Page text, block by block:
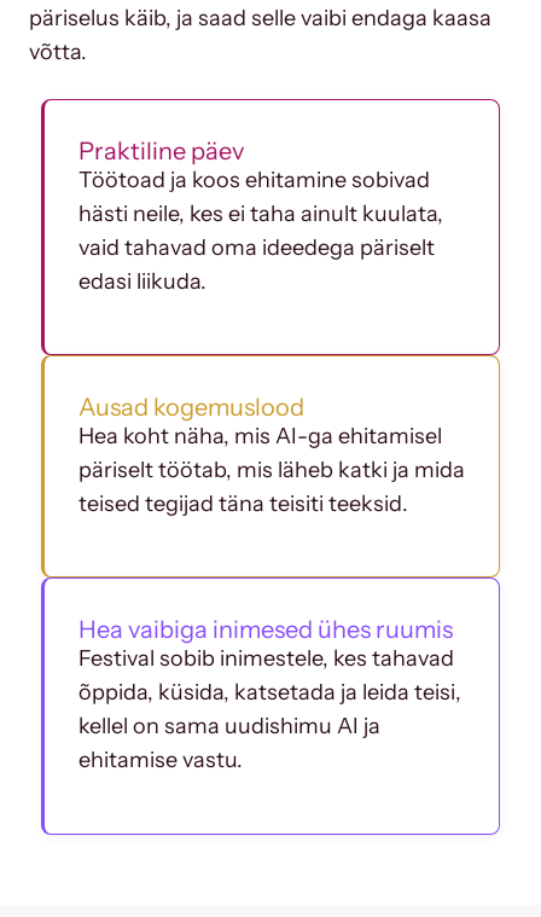
päriselus käib, ja saad selle vaibi endaga kaasa
võtta.
Praktiline päev
Töötoad ja koos ehitamine sobivad
hästi neile, kes ei taha ainult kuulata,
vaid tahavad oma ideedega päriselt
edasi liikuda.
Ausad kogemuslood
Hea koht näha, mis AI-ga ehitamisel
päriselt töötab, mis läheb katki ja mida
teised tegijad täna teisiti teeksid.
Hea vaibiga inimesed ühes ruumis
Festival sobib inimestele, kes tahavad
õppida, küsida, katsetada ja leida teisi,
kellel on sama uudishimu AI ja
ehitamise vastu.